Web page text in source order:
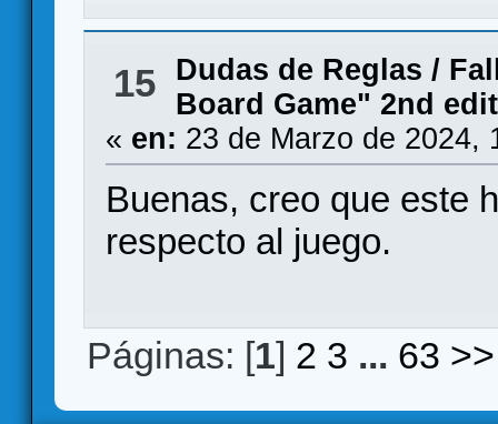
15 Dudas de Reglas /
Board Game" 2nd
« en: 23 de Marzo de 2024,
Buenas, creo que este
respecto al juego.
Páginas: [1] 2 3 ... 63 >>